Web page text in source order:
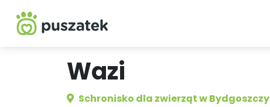
Wazi
Schronisko dla zwierząt w Bydgoszczy